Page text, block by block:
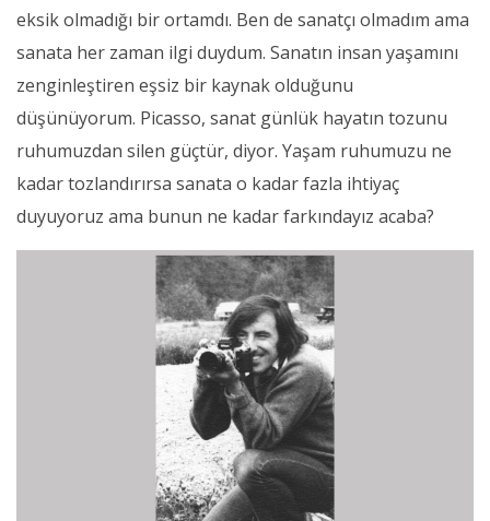
eksik olmadığı bir ortamdı. Ben de sanatçı olmadım ama
sanata her zaman ilgi duydum. Sanatın insan yaşamını
zenginleştiren eşsiz bir kaynak olduğunu
düşünüyorum. Picasso, sanat günlük hayatın tozunu
ruhumuzdan silen güçtür, diyor. Yaşam ruhumuzu ne
kadar tozlandırırsa sanata o kadar fazla ihtiyaç
duyuyoruz ama bunun ne kadar farkındayız acaba?